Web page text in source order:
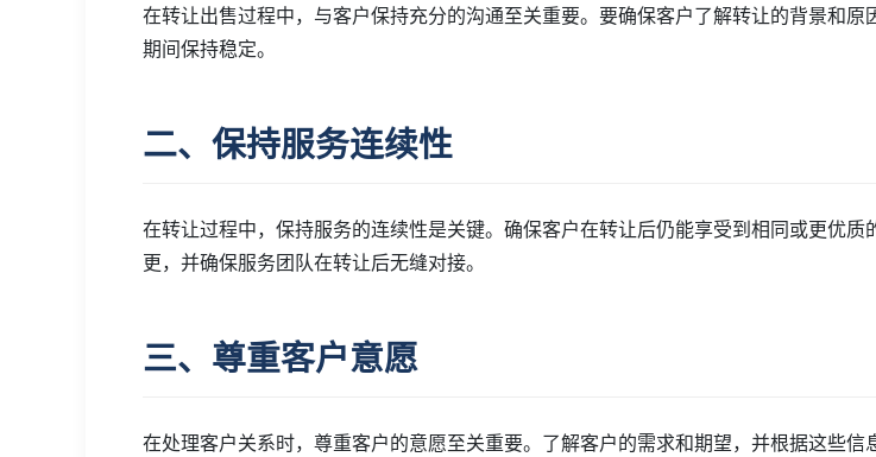
在转让出售过程中，与客户保持充分的沟通至关重要。要确保客户了解转让的背景和
期间保持稳定。
二、保持服务连续性
在转让过程中，保持服务的连续性是关键。确保客户在转让后仍能享受到相同或更优
更，并确保服务团队在转让后无缝对接。
三、尊重客户意愿
在处理客户关系时，尊重客户的意愿至关重要。了解客户的需求和期望，并根据这些